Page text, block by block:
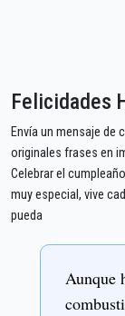
Felicidades
Envía un mensaje
originales frases en
Celebrar el
muy especial, vive
pueda
Aunque